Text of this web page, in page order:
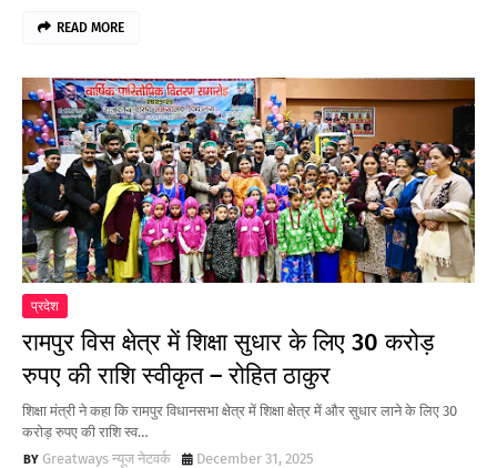
READ MORE
प्रदेश
रामपुर विस क्षेत्र में शिक्षा सुधार के लिए 30 करोड़
रुपए की राशि स्वीकृत – रोहित ठाकुर
शिक्षा मंत्री ने कहा कि रामपुर विधानसभा क्षेत्र में शिक्षा क्षेत्र में और सुधार लाने के लिए 30
करोड़ रुपए की राशि स्व…
Greatways न्यूज नेटवर्क
December 31, 2025